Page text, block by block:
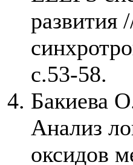
развития
с.53-58.
Бакиева
Анализ
оксидов